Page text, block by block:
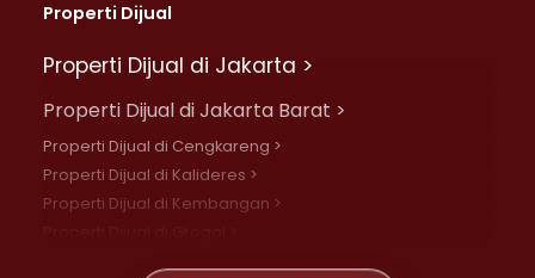
Properti Dijual
Properti Dijual di Jakarta >
Properti Dijual di Jakarta Barat >
Properti Dijual di Cengkareng >
Properti Dijual di Kalideres >
Properti Dijual di Kembangan >